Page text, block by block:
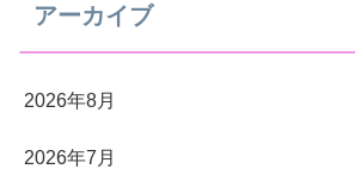
アーカイブ
2026年8月
2026年7月